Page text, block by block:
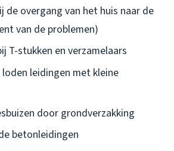
de overgang van het huis naar de
van de problemen)
T-stukken en verzamelaars
leidingen met kleine
door grondverzakking
betonleidingen